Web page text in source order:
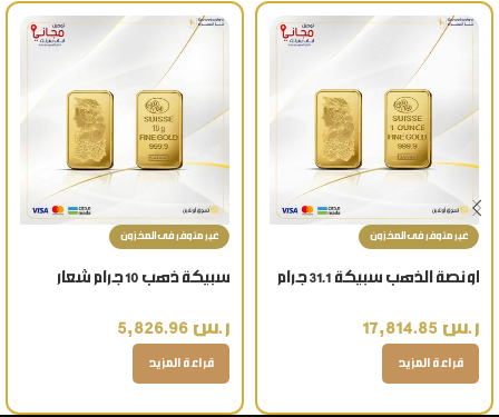
غير متوفر فى المخزون
اونصة الذهب سبيكة 31.1 جرام
بالسعودية هدية فاخرة
ر.س
قراءة المزيد
غير متوفر فى المخزون
سبيكة ذهب 10 جرام شعار
ذهبي فاخر
ر.س
قراءة المزيد